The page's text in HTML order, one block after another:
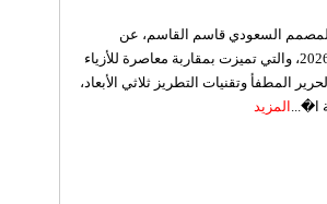
السعودي قاسم القاسم، عن
مجموعتها الخاصة برمضان 2026، والتي تميزت بمقاربة معاصرة للأزياء
المطفأ وتقنيات التطريز ثلاثي الأبعاد،
ا�... المزيد